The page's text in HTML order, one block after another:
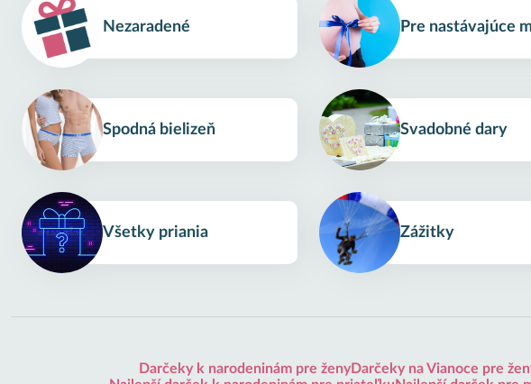
Nezaradené Pre nastávajúce
Spodná bielizeň Svadobné dary
Všetky priania Zážitky
Darčeky k narodeninám pre ženyDarčeky na Vianoce pre